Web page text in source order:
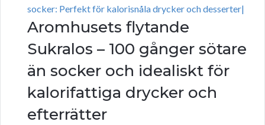
socker: Perfekt för kalorisnåla drycker och desserter|
Aromhusets flytande
Sukralos – 100 gånger sötare
än socker och idealiskt för
kalorifattiga drycker och
efterrätter